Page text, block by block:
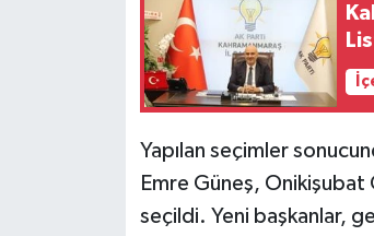
Yapılan seçimler
Emre Güneş, Onikişubat
seçildi. Yeni başkanlar,